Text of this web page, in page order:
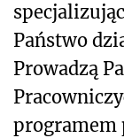
Państwo
Prowadzą
programem